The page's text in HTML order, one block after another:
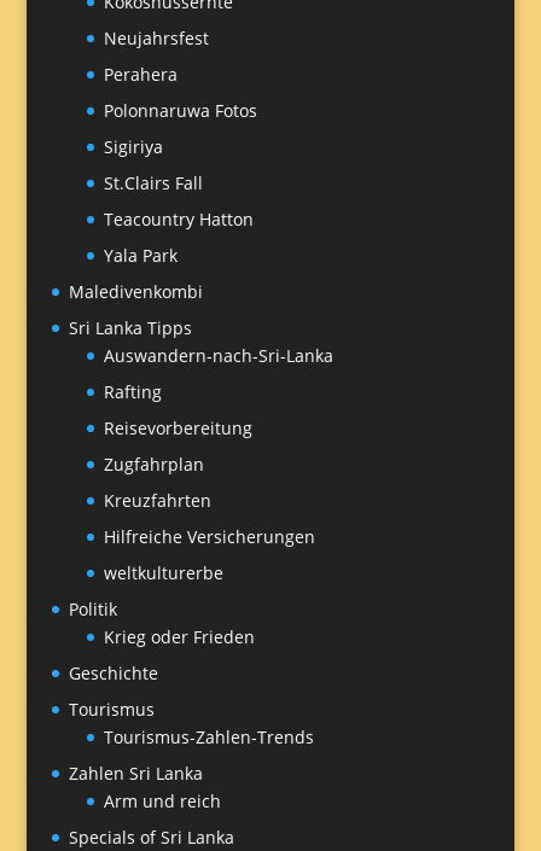
Neujahrsfest
Perahera
Polonnaruwa Fotos
Sigiriya
St.Clairs Fall
Teacountry Hatton
Yala Park
Maledivenkombi
Sri Lanka Tipps
Auswandern-nach-Sri-Lanka
Rafting
Reisevorbereitung
Zugfahrplan
Kreuzfahrten
Hilfreiche Versicherungen
weltkulturerbe
Politik
Krieg oder Frieden
Geschichte
Tourismus
Tourismus-Zahlen-Trends
Zahlen Sri Lanka
Arm und reich
Specials of Sri Lanka